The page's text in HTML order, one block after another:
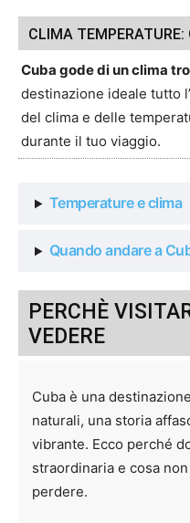
CLIMA TEMPERATURE:
Cuba gode di un clima
destinazione ideale tutto
del clima e delle
durante il tuo viaggio.
Temperature e clima
Quando andare a
PERCHÈ
VEDERE
Cuba è una
naturali, una storia
vibrante. Ecco perché
straordinaria e cosa
perdere.